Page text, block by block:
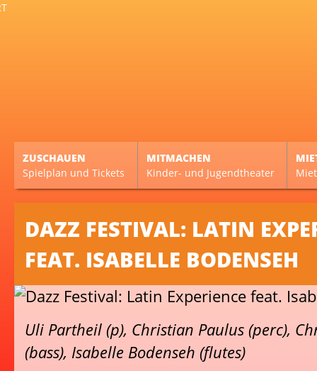
ZUSCHAUEN
Spielplan und Tickets
MITMACHEN
Kinder- und Jugendtheater
DAZZ FESTIVAL: LATIN
FEAT. ISABELLE BODENSEH
Uli Partheil (p), Christian Paulus (perc),
(bass), Isabelle Bodenseh (flutes)